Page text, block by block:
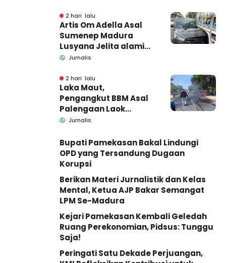
Barang Bukti
2 hari lalu
Artis Om Adella Asal
Sumenep Madura
Lusyana Jelita alami
kecelakaan di Wonogiri
Jurnalis
2 hari lalu
Laka Maut,
Pengangkut BBM Asal
Palengaan Laok
Pamekasan Meninggal
Jurnalis
Bupati Pamekasan Bakal Lindungi
OPD yang Tersandung Dugaan
Korupsi
Berikan Materi Jurnalistik dan Kelas
Mental, Ketua AJP Bakar Semangat
LPM Se-Madura
Kejari Pamekasan Kembali Geledah
Ruang Perekonomian, Pidsus: Tunggu
Saja!
Peringati Satu Dekade Perjuangan,